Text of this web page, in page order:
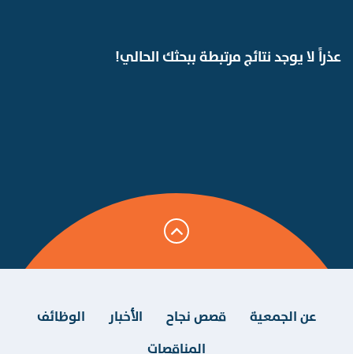
عذراً لا يوجد نتائج مرتبطة ببحثك الحالي!
عن الجمعية قصص نجاح الأخبار
الوظائف
المناقصات